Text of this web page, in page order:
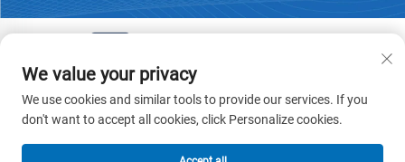
Avtorske pravice © 2026 Chisung Intelligence Technology (Shenzhen) Co.,
Limited. Vse pravice pridržane. -Politika zasebnosti
We value your privacy
We use cookies and similar tools to provide our services. If you
don't want to accept all cookies, click Personalize cookies.